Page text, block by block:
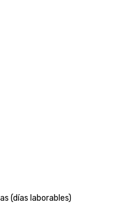
(días laborables)